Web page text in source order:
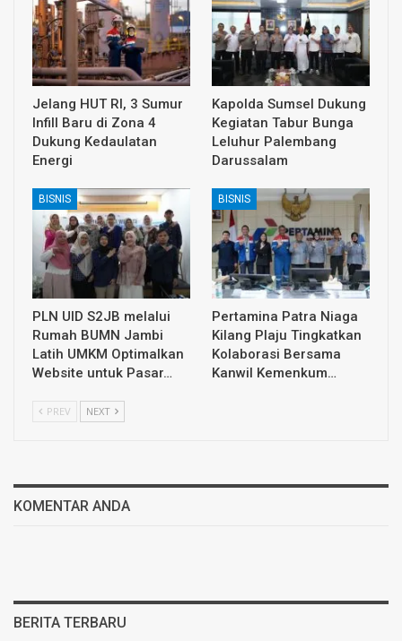
Jelang HUT RI, 3 Sumur
Infill Baru di Zona 4
Dukung Kedaulatan
Energi
Kapolda Sumsel Dukung
Kegiatan Tabur Bunga
Leluhur Palembang
Darussalam
BISNIS
PLN UID S2JB melalui
Rumah BUMN Jambi
Latih UMKM Optimalkan
Website untuk Pasar…
BISNIS
Pertamina Patra Niaga
Kilang Plaju Tingkatkan
Kolaborasi Bersama
Kanwil Kemenkum…
PREV NEXT
KOMENTAR ANDA
BERITA TERBARU